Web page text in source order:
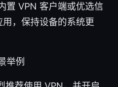
置 VPN 客户端或优选信
，保持设备的系统更
举例